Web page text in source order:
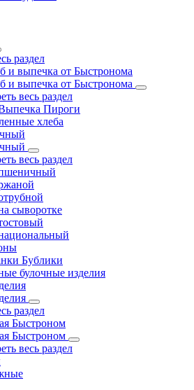
раздел
и выпечка от Быстронома
и выпечка от Быстронома
весь раздел
Пироги
хлеба
весь раздел
сыворотке
Бублики
булочные изделия
раздел
Быстроном
Быстроном
весь раздел